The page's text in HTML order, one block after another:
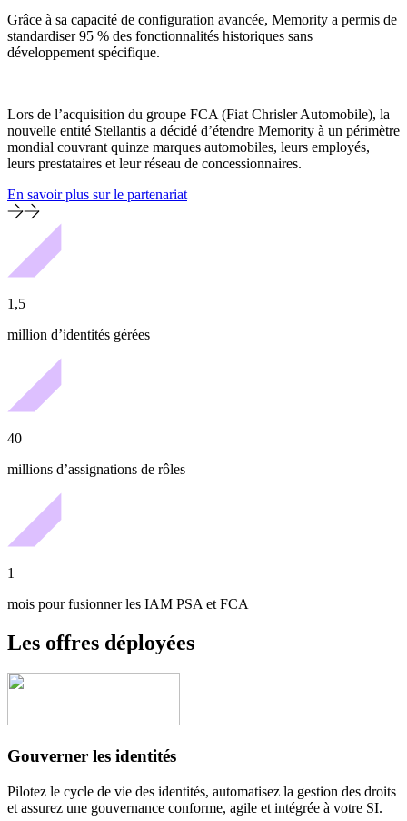
Grâce à sa capacité de configuration avancée, Memority a permis de
standardiser 95 % des fonctionnalités historiques sans
développement spécifique.
Lors de l’acquisition du groupe FCA (Fiat Chrisler Automobile), la
nouvelle entité Stellantis a décidé d’étendre Memority à un périmètre
mondial couvrant quinze marques automobiles, leurs employés,
leurs prestataires et leur réseau de concessionnaires.
En savoir plus sur le partenariat
1,5
million d’identités gérées
40
millions d’assignations de rôles
1
mois pour fusionner les IAM PSA et FCA
Les offres déployées
Gouverner les identités
Pilotez le cycle de vie des identités, automatisez la gestion des droits
et assurez une gouvernance conforme, agile et intégrée à votre SI.